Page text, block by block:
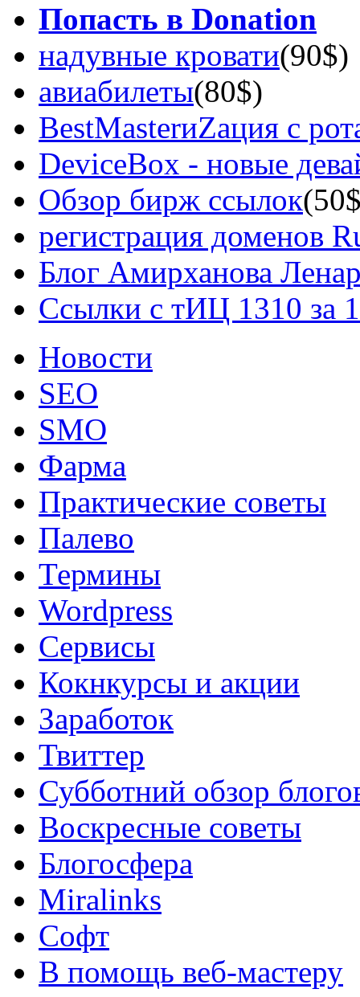
Попасть в Donation
надувные кровати(90$)
авиабилеты(80$)
BestMasterиZация с
DeviceBox - новые
Обзор бирж ссылок
регистрация доменов
Блог Амирханова
Ссылки с тИЦ 1310 за
Новости
SEO
SMO
Фарма
Практические советы
Палево
Термины
Wordpress
Сервисы
Кокнкурсы и акции
Заработок
Твиттер
Субботний обзор
Воскресные советы
Блогосфера
Miralinks
Софт
В помощь веб-мастеру